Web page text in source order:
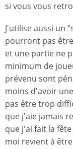
si vous vous
J'utilise aussi un
pourront pas
et une partie ne
minimum de
prévenu sont
moins d'avoir
pas être trop
que j'aie jamais
que j'ai fait la
moi revient à